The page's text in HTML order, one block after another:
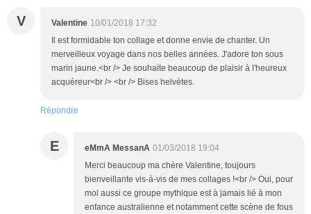
V Valentine 10/01/2018 17:32
Il est formidable ton collage et donne envie de chanter. Un
merveilleux voyage dans nos belles années. J'adore ton sous
marin jaune.<br /> Je souhaite beaucoup de plaisir à l'heureux
acquéreur<br /> <br /> Bises helvètes.
Répondre
E eMmA MessanA 01/03/2018 19:04
Merci beaucoup ma chère Valentine, toujours
bienveillante vis-à-vis de mes collages !<br /> Oui, pour
moi aussi ce groupe mythique est à jamais lié à mon
enfance australienne et notamment cette scène de fous